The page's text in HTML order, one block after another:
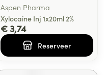
Aspen Pharma
Xylocaine Inj 1x20ml 2%
€ 3,74
Reserveer